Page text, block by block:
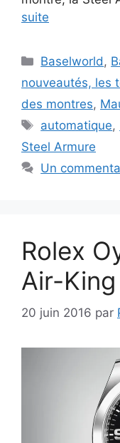
suite
Catégories
Baselworld,
nouveautés, les
des montres,
Étiquettes
automatique,
Steel Armure
Un
Rolex
Air-King
20 juin 2016 par